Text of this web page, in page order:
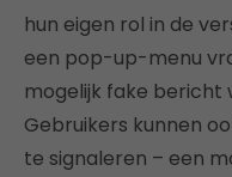
hun eigen rol in de
een pop-up-menu
mogelijk fake bericht
Gebruikers kunnen
te signaleren – een